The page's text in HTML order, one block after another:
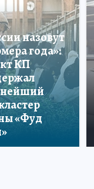
назовут
года»:
КП
«Фуд